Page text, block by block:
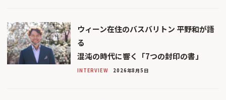
ウィーン在住のバスバリトン 平野和が語
る
混沌の時代に響く「7つの封印の書」
INTERVIEW 2026年8月5日